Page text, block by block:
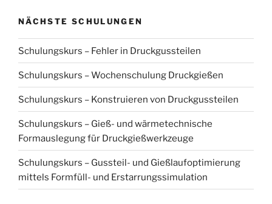
NÄCHSTE SCHULUNGEN
Schulungskurs – Fehler in Druckgussteilen
Schulungskurs – Wochenschulung Druckgießen
Schulungskurs – Konstruieren von Druckgussteilen
Schulungskurs – Gieß- und wärmetechnische
Formauslegung für Druckgießwerkzeuge
Schulungskurs – Gussteil- und Gießlaufoptimierung
mittels Formfüll- und Erstarrungssimulation